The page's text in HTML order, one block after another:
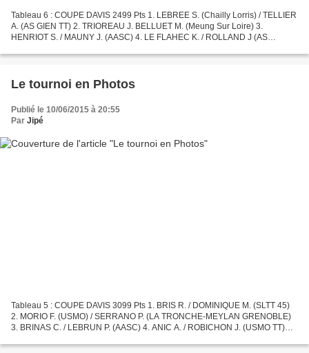
Tableau 6 : COUPE DAVIS 2499 Pts 1. LEBREE S. (Chailly Lorris) / TELLIER
A. (AS GIEN TT) 2. TRIOREAU J. BELLUET M. (Meung Sur Loire) 3.
HENRIOT S. / MAUNY J. (AASC) 4. LE FLAHEC K. / ROLLAND J (AS
Le tournoi en Photos
Publié le 10/06/2015 à 20:55
Par Jipé
Tableau 5 : COUPE DAVIS 3099 Pts 1. BRIS R. / DOMINIQUE M. (SLTT 45)
2. MORIO F. (USMO) / SERRANO P. (LA TRONCHE-MEYLAN GRENOBLE)
3. BRINAS C. / LEBRUN P. (AASC) 4. ANIC A. / ROBICHON J. (USMO TT)